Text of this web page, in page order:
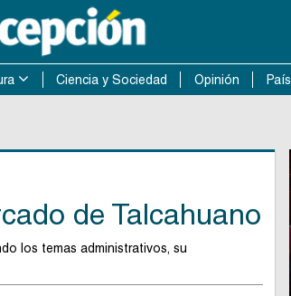
Ciencia y Sociedad Opinión País
de Talcahuano
los temas administrativos, su